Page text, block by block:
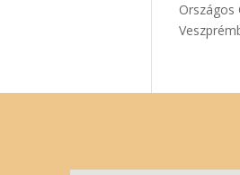
Országos